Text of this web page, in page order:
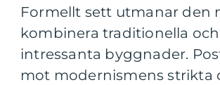
Formellt sett utmanar den
kombinera traditionella
intressanta byggnader.
mot modernismens strikta